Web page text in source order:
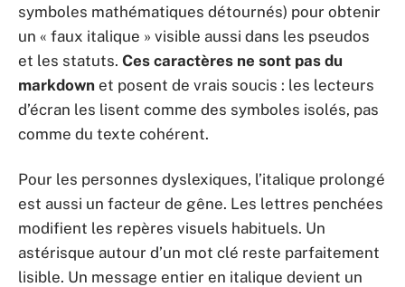
symboles mathématiques détournés) pour obtenir
un « faux italique » visible aussi dans les pseudos
et les statuts. Ces caractères ne sont pas du
markdown et posent de vrais soucis : les lecteurs
d’écran les lisent comme des symboles isolés, pas
comme du texte cohérent.
Pour les personnes dyslexiques, l’italique prolongé
est aussi un facteur de gêne. Les lettres penchées
modifient les repères visuels habituels. Un
astérisque autour d’un mot clé reste parfaitement
lisible. Un message entier en italique devient un